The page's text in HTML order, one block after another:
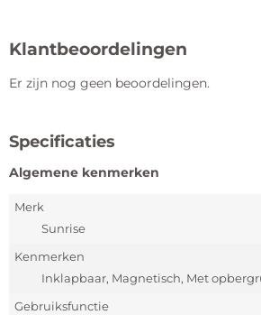
Klantbeoordelingen
Er zijn nog geen beoordelingen.
Specificaties
Algemene kenmerken
Merk
Sunrise
Kenmerken
Inklapbaar, Magnetisch, Met
Gebruiksfunctie